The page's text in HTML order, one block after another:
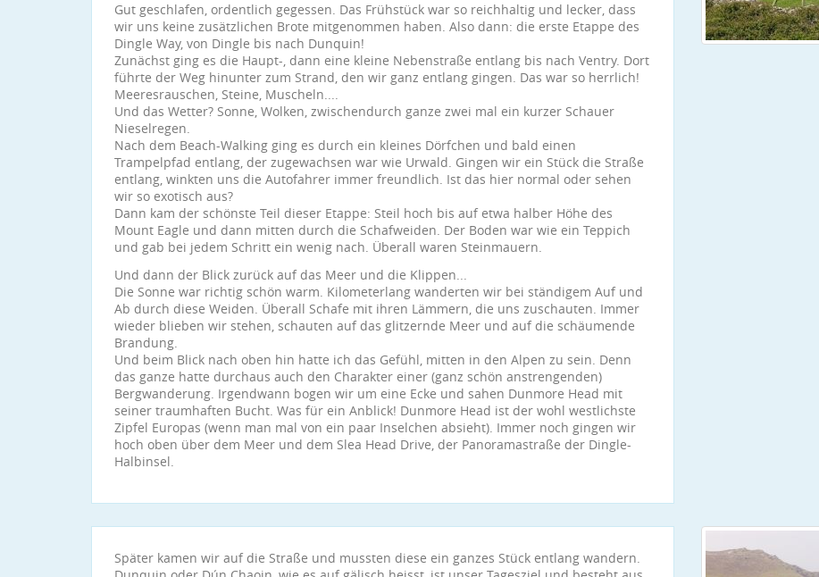
Gut geschlafen, ordentlich gegessen. Das Frühstück war so reichhaltig und lecker, dass
wir uns keine zusätzlichen Brote mitgenommen haben. Also dann: die erste Etappe des
Dingle Way, von Dingle bis nach Dunquin!
Zunächst ging es die Haupt-, dann eine kleine Nebenstraße entlang bis nach Ventry. Dort
führte der Weg hinunter zum Strand, den wir ganz entlang gingen. Das war so herrlich!
Meeresrauschen, Steine, Muscheln....
Und das Wetter? Sonne, Wolken, zwischendurch ganze zwei mal ein kurzer Schauer
Nieselregen.
Nach dem Beach-Walking ging es durch ein kleines Dörfchen und bald einen
Trampelpfad entlang, der zugewachsen war wie Urwald. Gingen wir ein Stück die Straße
entlang, winkten uns die Autofahrer immer freundlich. Ist das hier normal oder sehen
wir so exotisch aus?
Dann kam der schönste Teil dieser Etappe: Steil hoch bis auf etwa halber Höhe des
Mount Eagle und dann mitten durch die Schafweiden. Der Boden war wie ein Teppich
und gab bei jedem Schritt ein wenig nach. Überall waren Steinmauern.
Und dann der Blick zurück auf das Meer und die Klippen...
Die Sonne war richtig schön warm. Kilometerlang wanderten wir bei ständigem Auf und
Ab durch diese Weiden. Überall Schafe mit ihren Lämmern, die uns zuschauten. Immer
wieder blieben wir stehen, schauten auf das glitzernde Meer und auf die schäumende
Brandung.
Und beim Blick nach oben hin hatte ich das Gefühl, mitten in den Alpen zu sein. Denn
das ganze hatte durchaus auch den Charakter einer (ganz schön anstrengenden)
Bergwanderung. Irgendwann bogen wir um eine Ecke und sahen Dunmore Head mit
seiner traumhaften Bucht. Was für ein Anblick! Dunmore Head ist der wohl westlichste
Zipfel Europas (wenn man mal von ein paar Inselchen absieht). Immer noch gingen wir
hoch oben über dem Meer und dem Slea Head Drive, der Panoramastraße der Dingle-
Halbinsel.
Später kamen wir auf die Straße und mussten diese ein ganzes Stück entlang wandern.